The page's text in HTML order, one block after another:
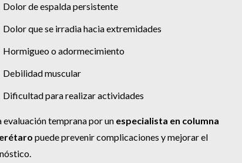
Dolor de espalda persistente
Dolor que se irradia hacia extremidades
Hormigueo o adormecimiento
Debilidad muscular
Dificultad para realizar actividades
evaluación temprana por un especialista en columna
puede prevenir complicaciones y mejorar el